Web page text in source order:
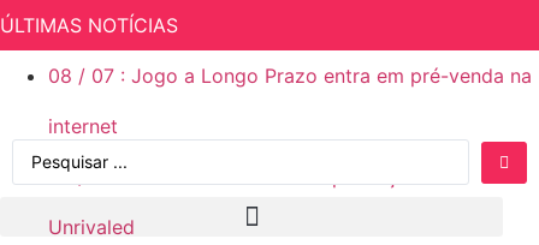
ÚLTIMAS NOTÍCIAS
08 / 07 : Jogo a Longo Prazo entra em pré-venda na
internet
08 06
Unrivaled